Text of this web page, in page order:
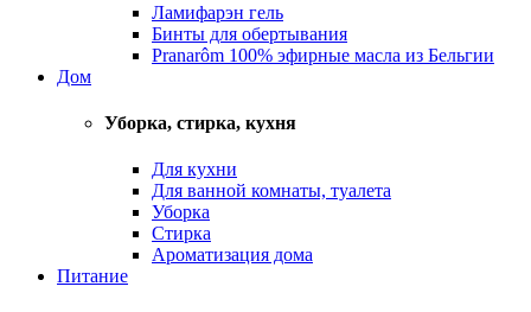
Ламифарэн гель
Бинты для обертывания
Pranarôm 100% эфирные масла из Бельгии
Дом
Уборка, стирка, кухня
Для кухни
Для ванной комнаты, туалета
Уборка
Стирка
Ароматизация дома
Питание